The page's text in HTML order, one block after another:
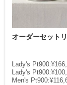
オーダーセット
Lady's
Lady's
Men's